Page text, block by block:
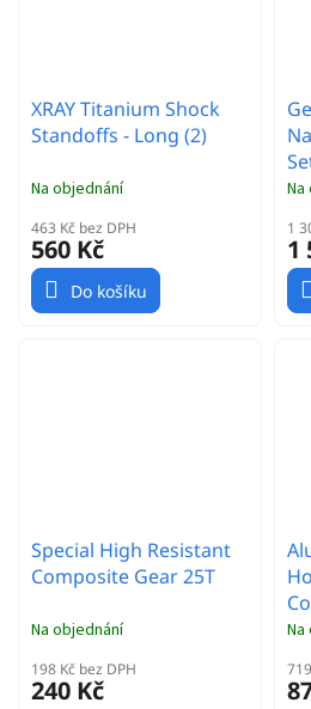
XRAY Titanium Shock
Standoffs - Long (2)
Na objednání
463 Kč bez DPH
560 Kč
Do košíku
1
1
Special High Resistant
Composite Gear 25T
Na objednání
198 Kč bez DPH
240 Kč